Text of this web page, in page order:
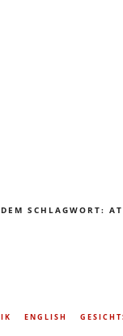
SCHLAGWORT:
ENGLISH